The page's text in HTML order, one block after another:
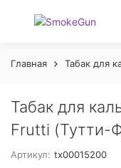
Главная Табак для
Табак для
Frutti (Тутти-
Артикул: tx00015200